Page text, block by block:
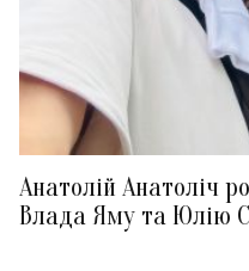
Анатолій Анатоліч
Влада Яму та Юлію